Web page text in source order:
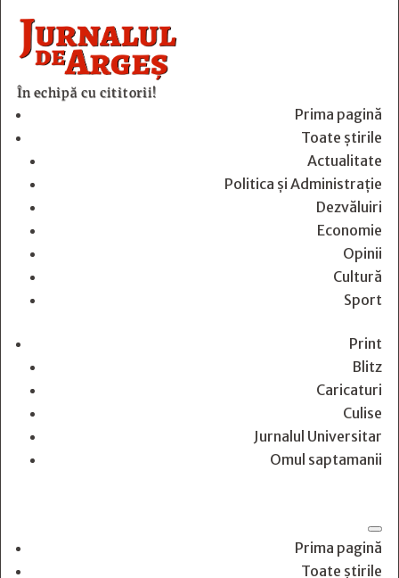
În echipă cu cititorii!
Prima pagină
Toate știrile
Actualitate
Politica și Administrație
Dezvăluiri
Economie
Opinii
Cultură
Sport
Print
Blitz
Caricaturi
Culise
Jurnalul Universitar
Omul saptamanii
Prima pagină
Toate știrile